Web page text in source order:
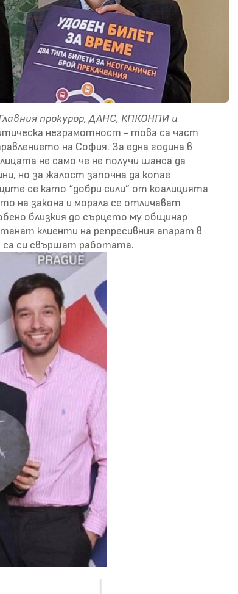
прокурор, ДАНС, КПКОНПИ и
неграмотност - това са част
на София. За една година в
не само че не получи шанса да
но за жалост започна да копае
се като “добри сили” от коалицията
на закона и морала се отличават
близкия до сърцето му общинар
клиенти на репресивния апарат в
си свършат работата.